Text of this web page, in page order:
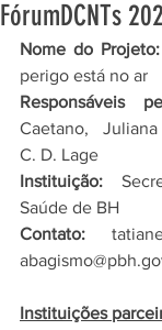
FórumDCNTs
Nome do Projeto:
perigo está no ar
Responsáveis
Caetano,
C. D. Lage
Instituição:
Saúde de BH
Contato:
Instituições